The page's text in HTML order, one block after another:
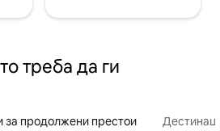
треба да ги
за продолжени престои